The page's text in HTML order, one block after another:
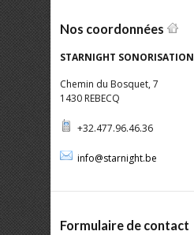
Nos coordonnées
STARNIGHT SONORISATION
Chemin du Bosquet, 7
1430 REBECQ
+32.477.96.46.36
info@starnight.be
Formulaire de contact